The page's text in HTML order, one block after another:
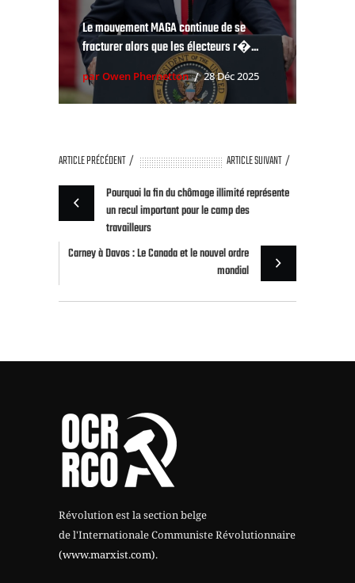
Le mouvement MAGA continue de se
fracturer alors que les électeurs r�...
par Owen Phernetton 28 Déc 2025
ARTICLE PRÉCÉDENT
ARTICLE SUIVANT
Pourquoi la fin du chômage illimité représente
un recul important pour le camp des
travailleurs
Carney à Davos : Le Canada et le nouvel ordre
mondial
Révolution est la section belge
de l'Internationale Communiste Révolutionnaire
(www.marxist.com).